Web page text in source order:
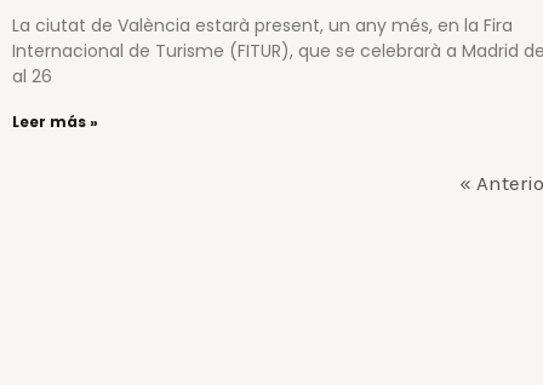
La ciutat de València estarà present, un any més, en la Fira
Internacional de Turisme (FITUR), que se celebrarà a Madrid
al 26
Leer más »
«